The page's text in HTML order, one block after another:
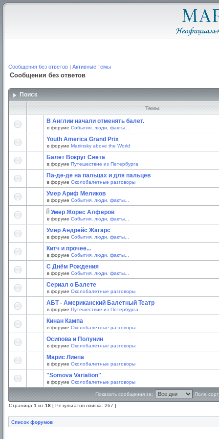
Сообщения без ответов | Активные темы
Сообщения без ответов
Поиск
Темы
В Англии начали отменять балет.
в форуме События, люди, факты...
Youth America Grand Prix
в форуме Mariinsky above the World
Балет Вокруг Света
в форуме Путешествие из Петербурга
Па-де-де на пальцах и для пальцев
в форуме Околобалетные разговоры
Умер Ариф Меликов
в форуме События, люди, факты...
Умер Жорес Алферов
в форуме События, люди, факты...
Умер Андрейс Жагарс
в форуме События, люди, факты...
Китч и прочее...
в форуме События, люди, факты...
С Днём Рождения
в форуме События, люди, факты...
Сериал о Балете
в форуме Околобалетные разговоры
АБТ - Американский Балетный Театр
в форуме Путешествие из Петербурга
Кинан Кампа
в форуме Околобалетные разговоры
Осипова и Полунин
в форуме Околобалетные разговоры
Марис Лиепа
в форуме Околобалетные разговоры
"Somova Variation"
в форуме Околобалетные разговоры
Показать сообщения за: Поле
Страница 1 из 18 [ Результатов поиска: 267 ]
Список форумов